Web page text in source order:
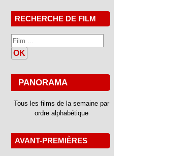
RECHERCHE DE FILM
OK
PANORAMA
Tous les films de la semaine par
ordre alphabétique
AVANT-PREMIÈRES